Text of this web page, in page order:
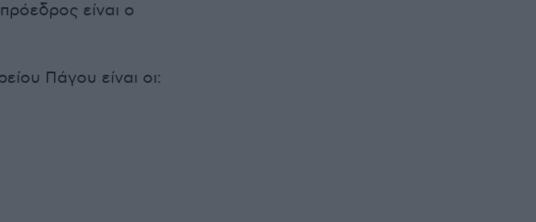
είναι ο
Πάγου είναι οι: